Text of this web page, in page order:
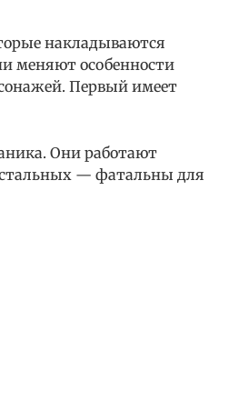
накладываются
меняют особенности
Первый имеет
Они работают
— фатальны для